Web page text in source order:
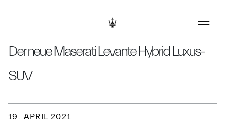
Der neue Maserati Levante Hybrid Luxus-
SUV
19. APRIL 2021